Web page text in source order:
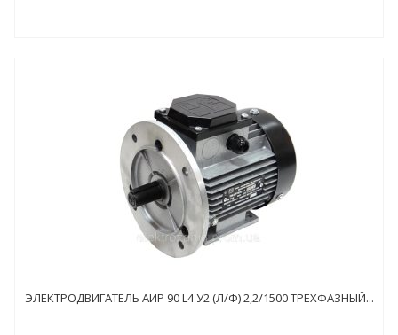
ЭЛЕКТРОДВИГАТЕЛЬ АИР 90 L4 У2 (Л/Ф) 2,2/1500 ТРЕХФАЗНЫЙ...